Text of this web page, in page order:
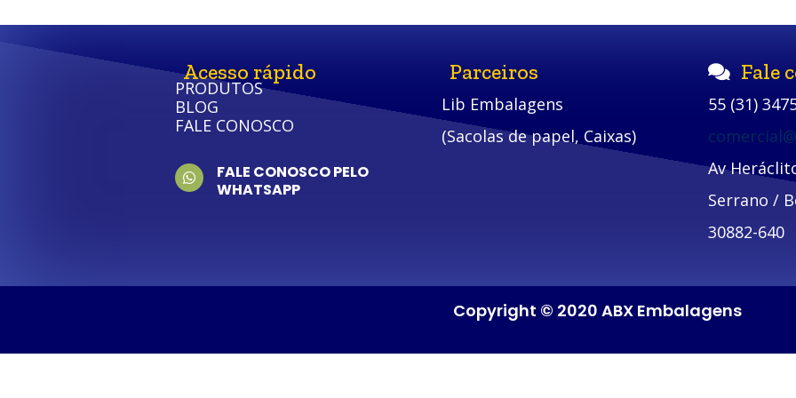
Acesso rápido
PRODUTOS
BLOG
FALE CONOSCO
FALE CONOSCO PELO
WHATSAPP
Parceiros
Lib Embalagens
(Sacolas de papel, Caixas)
Fale
55 (31)
Av
Serrano /
30882-640
Copyright © 2020 ABX Embalagens